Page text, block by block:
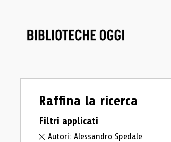
Raffina la ricerca
Filtri applicati
Autori: Alessandro Spedale